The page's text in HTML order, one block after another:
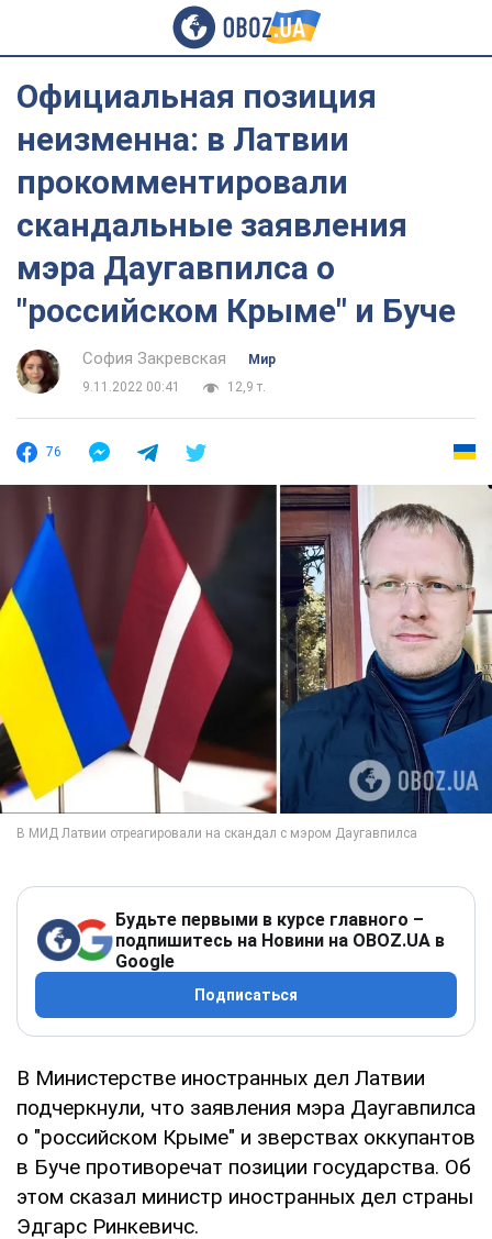
Официальная позиция
неизменна: в Латвии
прокомментировали
скандальные заявления
мэра Даугавпилса о
"российском Крыме" и Буче
София Закревская
Мир
9.11.2022 00:41
12,9 т.
76
Будьте первыми в курсе главного –
подпишитесь на Новини на OBOZ.UA в
Google
Подписаться
В Министерстве иностранных дел Латвии
подчеркнули, что заявления мэра Даугавпилса
о "российском Крыме" и зверствах оккупантов
в Буче противоречат позиции государства. Об
этом сказал министр иностранных дел страны
Эдгарс Ринкевичс.